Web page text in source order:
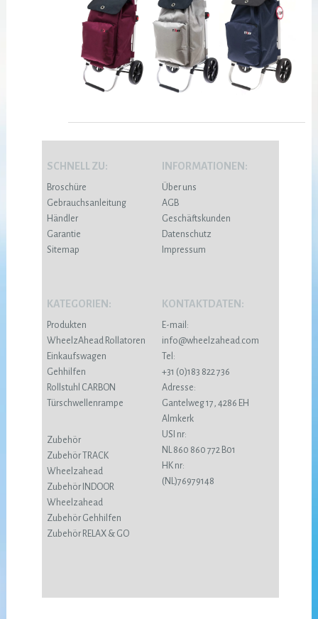
SCHNELL ZU:
Broschüre
Gebrauchsanleitung
Händler
Garantie
Sitemap
INFORMATIONEN:
Über uns
AGB
Geschäftskunden
Datenschutz
Impressum
KATEGORIEN:
Produkten
WheelzAhead Rollatoren
Einkaufswagen
Gehhilfen
Rollstuhl CARBON
Türschwellenrampe
Zubehör
Zubehör TRACK
Wheelzahead
Zubehör INDOOR
Wheelzahead
Zubehör Gehhilfen
Zubehör RELAX & GO
KONTAKTDATEN:
E-mail:
info@wheelzahead.com
Tel:
+31 (0)183 822 736
Adresse:
Gantelweg 17, 4286 EH
Almkerk
USI nr:
NL 860 860 772 B01
HK nr:
(NL)76979148